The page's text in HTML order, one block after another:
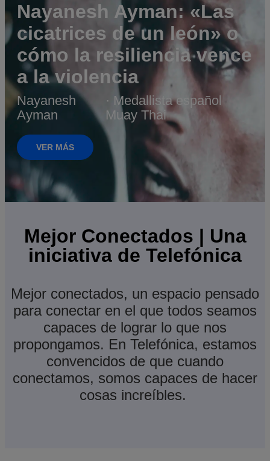
Nayanesh Ayman: «Las
cicatrices de un león» o
cómo la resiliencia vence
a la violencia
Nayanesh
Ayman
· Medallista español
Muay Thai
VER MÁS
Mejor Conectados | Una
iniciativa de Telefónica
Mejor conectados, un espacio pensado
para conectar en el que todos seamos
capaces de lograr lo que nos
propongamos. En Telefónica, estamos
convencidos de que cuando
conectamos, somos capaces de hacer
cosas increíbles.